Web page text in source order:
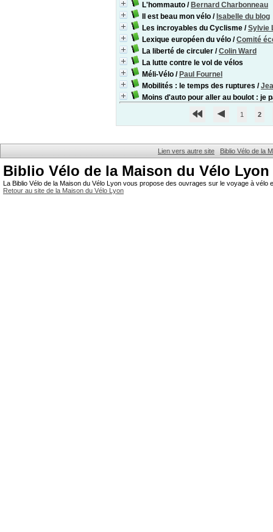
L'hommauto / Bernard Charbonneau
Il est beau mon vélo / Isabelle du blog
Les incroyables du Cyclisme /Sylvie
Lexique européen du vélo /Comité
La liberté de circuler /Colin Ward
La lutte contre le vol de vélos
Méli-Vélo / Paul Fournel
Mobilités : le temps des ruptures /
Moins d'auto pour aller au boulot : je
1 2
Lien vers autre site Biblio Vélo de la
Biblio Vélo de la Maison du Vélo Lyon
La Biblio Vélo de la Maison du Vélo Lyon vous propose des ouvrages sur le voyage à
Retour au site de la Maison du Vélo Lyon